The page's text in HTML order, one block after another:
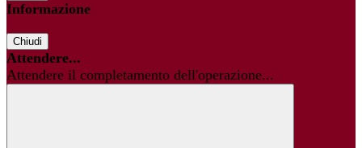
Informazione
Chiudi
Attendere...
Attendere il completamento dell'operazione...